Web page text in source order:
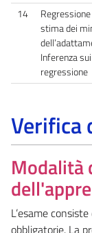
14
stima dei
Inferenza
regressione
Verifica
Modalità
L’esame
obbligatorie. La